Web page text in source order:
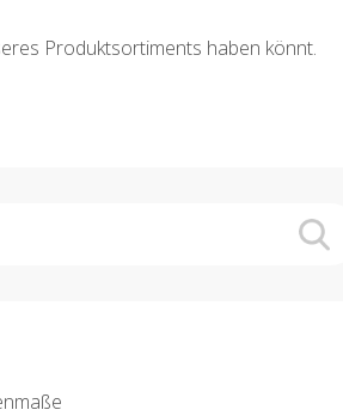
Produktsortiments haben könnt.